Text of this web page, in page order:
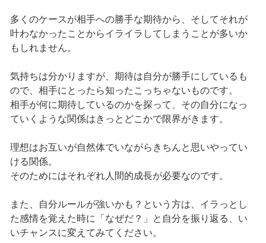
多くのケースが相手への勝手な期待から、そしてそれが
叶わなかったことからイライラしてしまうことが多いか
もしれません。
気持ちは分かりますが、期待は自分が勝手にしているも
ので、相手にとったら知ったこっちゃないものです。
相手が何に期待しているのかを探って、その自分になっ
ていくような関係はきっとどこかで限界がきます。
理想はお互いが自然体でいながらきちんと思いやってい
ける関係。
そのためにはそれぞれ人間的成長が必要なのです。
また、自分ルールが強いかも？という方は、イラっとし
た感情を覚えた時に「なぜだ？」と自分を振り返る、い
いチャンスに変えてみてください。